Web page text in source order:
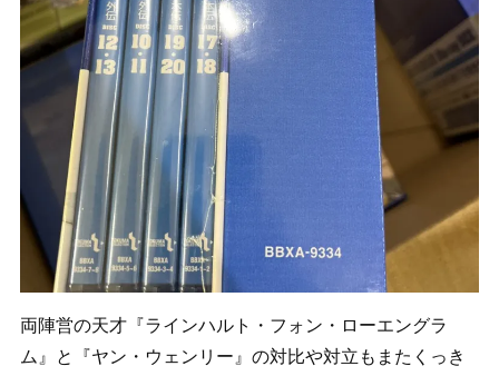
両陣営の天才『ラインハルト・フォン・ローエングラ
ム』と『ヤン・ウェンリー』の対比や対立もまたくっき